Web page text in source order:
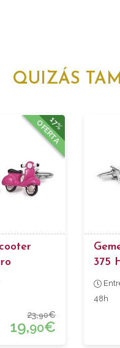
QUIZÁS
17%
OFERTA
23,90€
19,90€
375
48h